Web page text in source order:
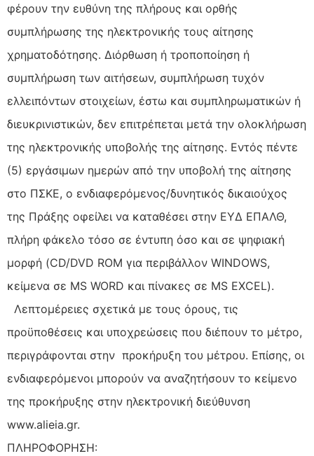
φέρουν την ευθύνη της πλήρους και ορθής
συμπλήρωσης της ηλεκτρονικής τους αίτησης
χρηματοδότησης. Διόρθωση ή τροποποίηση ή
συμπλήρωση των αιτήσεων, συμπλήρωση τυχόν
ελλειπόντων στοιχείων, έστω και συμπληρωματικών ή
διευκρινιστικών, δεν επιτρέπεται μετά την ολοκλήρωση
της ηλεκτρονικής υποβολής της αίτησης. Εντός πέντε
(5) εργάσιμων ημερών από την υποβολή της αίτησης
στο ΠΣΚΕ, ο ενδιαφερόμενος/δυνητικός δικαιούχος
της Πράξης οφείλει να καταθέσει στην ΕΥΔ ΕΠΑΛΘ,
πλήρη φάκελο τόσο σε έντυπη όσο και σε ψηφιακή
μορφή (CD/DVD ROM για περιβάλλον WINDOWS,
κείμενα σε MS WORD και πίνακες σε MS EXCEL).
Λεπτομέρειες σχετικά με τους όρους, τις
προϋποθέσεις και υποχρεώσεις που διέπουν το μέτρο,
περιγράφονται στην προκήρυξη του μέτρου. Επίσης, οι
ενδιαφερόμενοι μπορούν να αναζητήσουν το κείμενο
της προκήρυξης στην ηλεκτρονική διεύθυνση
www.alieia.gr.
ΠΛΗΡΟΦΟΡΗΣΗ: